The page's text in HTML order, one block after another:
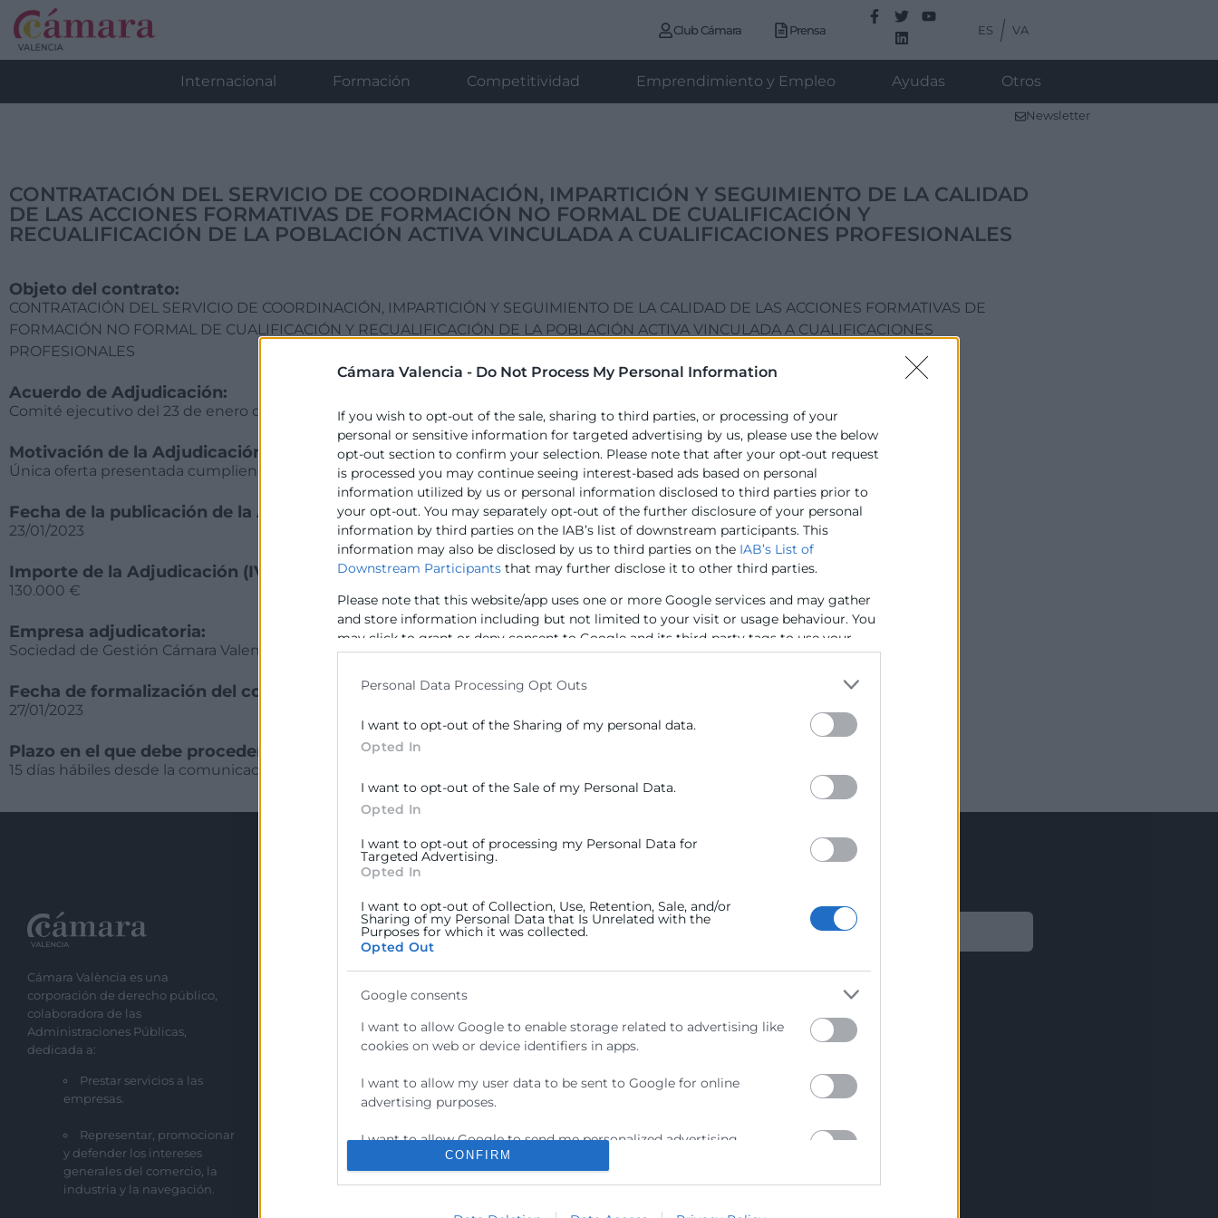
Cámara Valencia - Do Not Process My Personal Information
If you wish to opt-out of the sale, sharing to third parties, or processing of your
personal or sensitive information for targeted advertising by us, please use the below
opt-out section to confirm your selection. Please note that after your opt-out request
is processed you may continue seeing interest-based ads based on personal
information utilized by us or personal information disclosed to third parties prior to
your opt-out. You may separately opt-out of the further disclosure of your personal
information by third parties on the IAB’s list of downstream participants. This
information may also be disclosed by us to third parties on the IAB’s List of
Downstream Participants that may further disclose it to other third parties.
Please note that this website/app uses one or more Google services and may gather
and store information including but not limited to your visit or usage behaviour. You
may click to grant or deny consent to Google and its third-party tags to use your
data for below specified purposes in below Google consent section.
Personal Data Processing Opt Outs
I want to opt-out of the Sharing of my personal data.
Opted In
I want to opt-out of the Sale of my Personal Data.
Opted In
I want to opt-out of processing my Personal Data for
Targeted Advertising.
Opted In
I want to opt-out of Collection, Use, Retention, Sale, and/or
Sharing of my Personal Data that Is Unrelated with the
Purposes for which it was collected.
Opted Out
Google consents
I want to allow Google to enable storage related to advertising like
cookies on web or device identifiers in apps.
I want to allow my user data to be sent to Google for online
advertising purposes.
I want to allow Google to send me personalized advertising.
I want to allow Google to enable storage related to analytics like
CONFIRM
Club Cámara Prensa ES VA
Internacional Formación Competitividad Emprendimiento y Empleo Ayudas Otros
Newsletter
CONTRATACIÓN DEL SERVICIO DE COORDINACIÓN, IMPARTICIÓN Y SEGUIMIENTO DE LA CALIDAD
DE LAS ACCIONES FORMATIVAS DE FORMACIÓN NO FORMAL DE CUALIFICACIÓN Y
RECUALIFICACIÓN DE LA POBLACIÓN ACTIVA VINCULADA A CUALIFICACIONES PROFESIONALES
Objeto del contrato:
CONTRATACIÓN DEL SERVICIO DE COORDINACIÓN, IMPARTICIÓN Y SEGUIMIENTO DE LA CALIDAD DE LAS ACCIONES FORMATIVAS DE
FORMACIÓN NO FORMAL DE CUALIFICACIÓN Y RECUALIFICACIÓN DE LA POBLACIÓN ACTIVA VINCULADA A CUALIFICACIONES
PROFESIONALES
Acuerdo de Adjudicación:
Comité ejecutivo del 23 de enero de 2023
Motivación de la Adjudicación:
Única oferta presentada cumpliendo con los requisitos de los pliegos administrativos y técnicos
Fecha de la publicación de la Adjudicación:
23/01/2023
Importe de la Adjudicación (IVA no incluido):
130.000 €
Empresa adjudicatoria:
Sociedad de Gestión Cámara Valencia S.L
Fecha de formalización del contrato:
27/01/2023
Plazo en el que debe procederse a la formalización del contrato:
15 días hábiles desde la comunicación de la adjudicación
Cámara València es una
corporación de derecho público,
colaboradora de las
Administraciones Públicas,
dedicada a:
Prestar servicios a las
empresas.
Representar, promocionar
y defender los intereses
generales del comercio, la
industria y la navegación.
Recursos
Transparencia
Enlaces de Interés
Fondos Estructurales
Canal de Denuncia
València
Tlf. 963 103 900
Benjamín Franklin, 8 – 46980
Tlf. 961 366 080
Política de Cookies